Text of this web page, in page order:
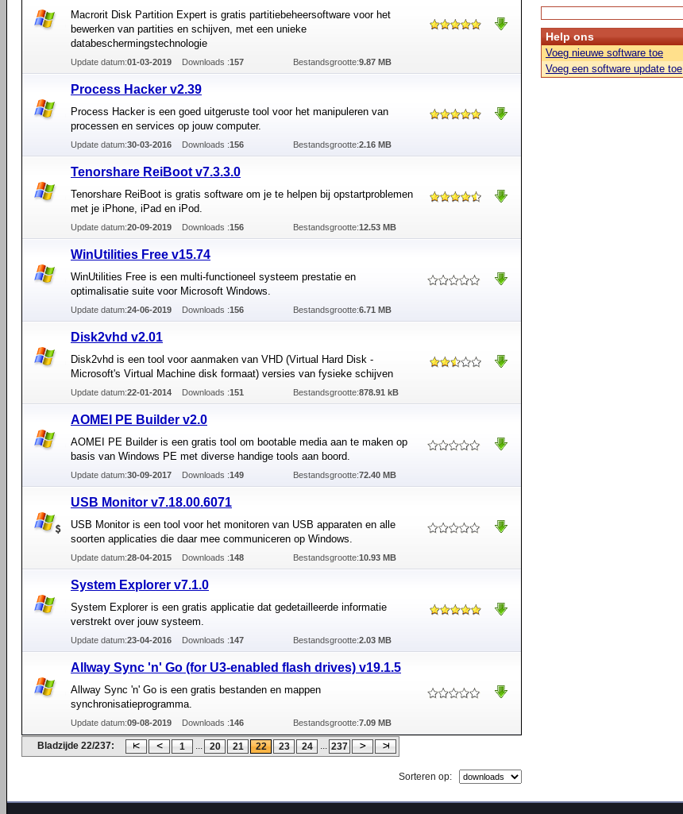
Macrorit Disk Partition Expert is gratis partitiebeheersoftware voor het
bewerken van partities en schijven, met een unieke
databeschermingstechnologie
Update datum:01-03-2019 Downloads :157 Bestandsgrootte:9.87 MB
Process Hacker v2.39
Process Hacker is een goed uitgeruste tool voor het manipuleren van
processen en services op jouw computer.
Update datum:30-03-2016 Downloads :156 Bestandsgrootte:2.16 MB
Tenorshare ReiBoot v7.3.3.0
Tenorshare ReiBoot is gratis software om je te helpen bij opstartproblemen
met je iPhone, iPad en iPod.
Update datum:20-09-2019 Downloads :156 Bestandsgrootte:12.53 MB
WinUtilities Free v15.74
WinUtilities Free is een multi-functioneel systeem prestatie en
optimalisatie suite voor Microsoft Windows.
Update datum:24-06-2019 Downloads :156 Bestandsgrootte:6.71 MB
Disk2vhd v2.01
Disk2vhd is een tool voor aanmaken van VHD (Virtual Hard Disk -
Microsoft's Virtual Machine disk formaat) versies van fysieke schijven
Update datum:22-01-2014 Downloads :151 Bestandsgrootte:878.91 kB
AOMEI PE Builder v2.0
AOMEI PE Builder is een gratis tool om bootable media aan te maken op
basis van Windows PE met diverse handige tools aan boord.
Update datum:30-09-2017 Downloads :149 Bestandsgrootte:72.40 MB
USB Monitor v7.18.00.6071
USB Monitor is een tool voor het monitoren van USB apparaten en alle
soorten applicaties die daar mee communiceren op Windows.
Update datum:28-04-2015 Downloads :148 Bestandsgrootte:10.93 MB
System Explorer v7.1.0
System Explorer is een gratis applicatie dat gedetailleerde informatie
verstrekt over jouw systeem.
Update datum:23-04-2016 Downloads :147 Bestandsgrootte:2.03 MB
Allway Sync 'n' Go (for U3-enabled flash drives) v19.1.5
Allway Sync 'n' Go is een gratis bestanden en mappen
synchronisatieprogramma.
Update datum:09-08-2019 Downloads :146 Bestandsgrootte:7.09 MB
Bladzijde 22/237: 1 ... 20 21 22 23 24 ... 237
Sorteren op:
Help ons
Voeg nieuwe software toe
Voeg een software update toe